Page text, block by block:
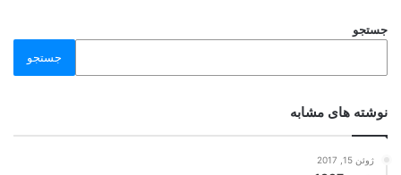
جستجو
جستجو
نوشته های مشابه
ژوئن 15, 2017